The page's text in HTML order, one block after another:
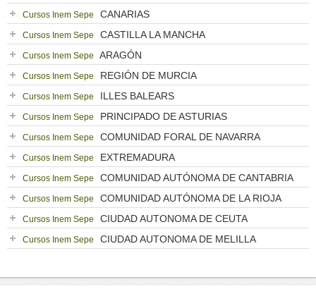
Cursos Inem Sepe CANARIAS
Cursos Inem Sepe CASTILLA LA MANCHA
Cursos Inem Sepe ARAGÓN
Cursos Inem Sepe REGIÓN DE MURCIA
Cursos Inem Sepe ILLES BALEARS
Cursos Inem Sepe PRINCIPADO DE ASTURIAS
Cursos Inem Sepe COMUNIDAD FORAL DE NAVARRA
Cursos Inem Sepe EXTREMADURA
Cursos Inem Sepe COMUNIDAD AUTÓNOMA DE CANTABRIA
Cursos Inem Sepe COMUNIDAD AUTÓNOMA DE LA RIOJA
Cursos Inem Sepe CIUDAD AUTONOMA DE CEUTA
Cursos Inem Sepe CIUDAD AUTONOMA DE MELILLA